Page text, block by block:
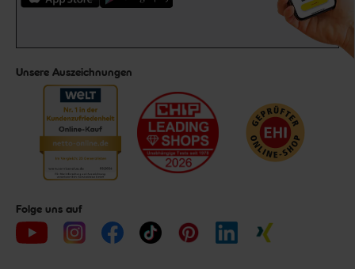
Unsere Auszeichnungen
Folge uns auf